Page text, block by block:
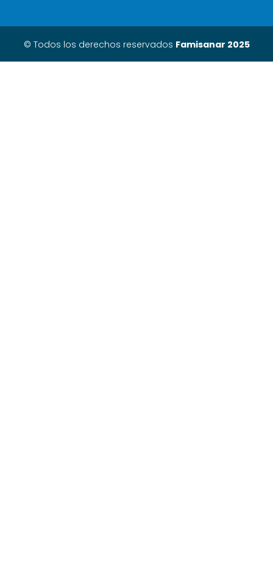
© Todos los derechos reservados Famisanar 2025